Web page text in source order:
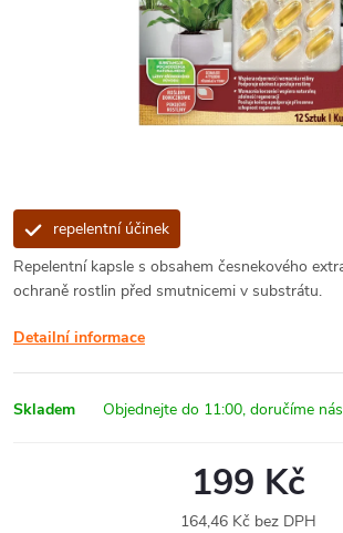
repelentní účinek
Repelentní kapsle s obsahem česnekového
ochraně rostlin před smutnicemi v substrátu.
Detailní informace
Skladem
199 Kč
164,46 Kč bez DPH